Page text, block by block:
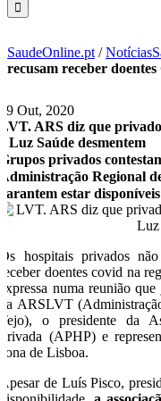
SaudeOnline.pt /
recusam receber
29 Out, 2020
LVT. ARS diz que
e Luz Saúde desmentem
Grupos privados
Administração Regional
garantem estar
Os hospitais privados
receber doentes covid na
expressa numa reunião
da ARSLVT
Tejo), o presidente da
Privada (APHP) e
zona de Lisboa.
Apesar de Luís Pisco,